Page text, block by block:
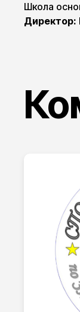
Школа
Директор: